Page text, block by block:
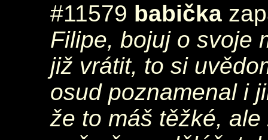
#11579 babička
Filipe, bojuj o svoje
již vrátit, to si
osud poznamenal i
že to máš těžké,